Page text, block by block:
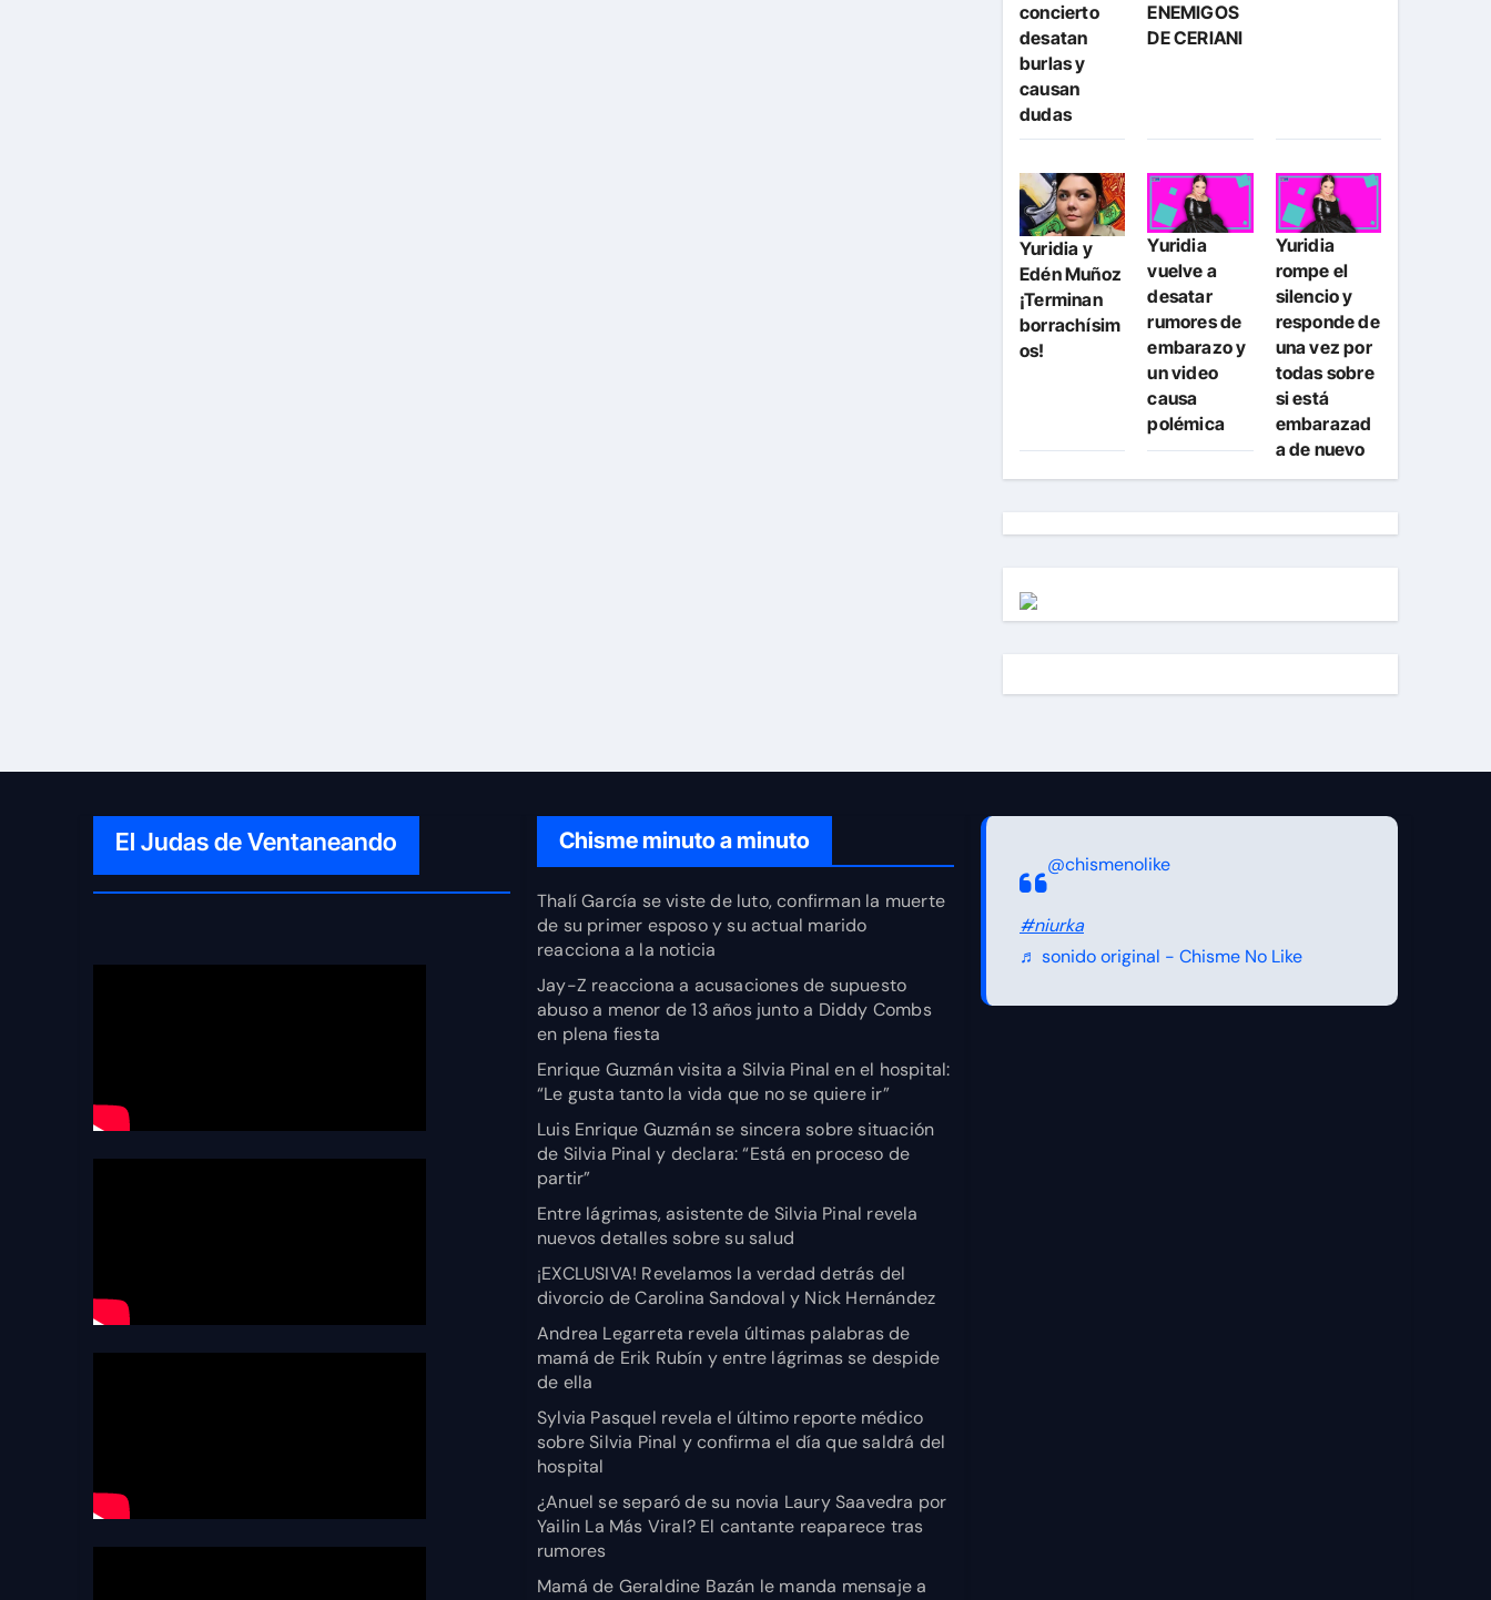
concierto
desatan
burlas y
causan
dudas
ENEMIGOS
DE CERIANI
Yuridia y
Edén Muñoz
¡Terminan
borrachísim
os!
Yuridia
vuelve a
desatar
rumores de
embarazo y
un video
causa
polémica
Yuridia
rompe el
silencio y
responde de
una vez por
todas sobre
si está
embarazad
a de nuevo
El Judas de Ventaneando Chisme minuto a minuto
Thalí García se viste de luto, confirman la muerte
de su primer esposo y su actual marido
reacciona a la noticia
Jay-Z reacciona a acusaciones de supuesto
abuso a menor de 13 años junto a Diddy Combs
en plena fiesta
Enrique Guzmán visita a Silvia Pinal en el hospital:
“Le gusta tanto la vida que no se quiere ir”
Luis Enrique Guzmán se sincera sobre situación
de Silvia Pinal y declara: “Está en proceso de
partir”
Entre lágrimas, asistente de Silvia Pinal revela
nuevos detalles sobre su salud
¡EXCLUSIVA! Revelamos la verdad detrás del
divorcio de Carolina Sandoval y Nick Hernández
Andrea Legarreta revela últimas palabras de
mamá de Erik Rubín y entre lágrimas se despide
de ella
Sylvia Pasquel revela el último reporte médico
sobre Silvia Pinal y confirma el día que saldrá del
hospital
¿Anuel se separó de su novia Laury Saavedra por
Yailin La Más Viral? El cantante reaparece tras
rumores
Mamá de Geraldine Bazán le manda mensaje a
@chismenolike
#niurka
♬ sonido original - Chisme No Like